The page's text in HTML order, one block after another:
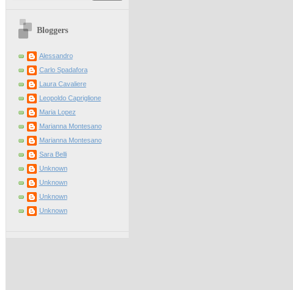
Bloggers
Alessandro
Carlo Spadafora
Laura Cavaliere
Leopoldo Capriglione
Maria Lopez
Marianna Montesano
Marianna Montesano
Sara Belli
Unknown
Unknown
Unknown
Unknown